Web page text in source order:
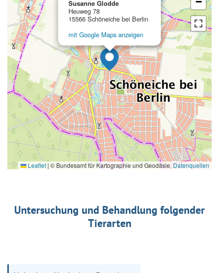
Susanne Glodde
Heuweg 78
15566 Schöneiche bei Berlin
mit Google Maps anzeigen
Leaflet | © Bundesamt für Kartographie und Geodäsie,Datenquellen
Untersuchung und Behandlung folgender
Tierarten